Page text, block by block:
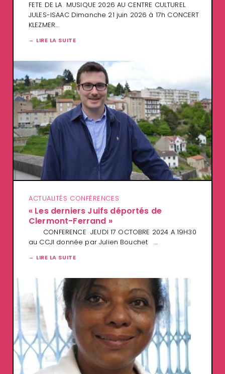
FETE DE LA MUSIQUE 2026 AU CENTRE CULTUREL
JULES-ISAAC Dimanche 21 juin 2026 à 17h CONCERT
KLEZMER…
LIRE LA SUITE
ACTUALITÉS CONFÉRENCES
« Les derniers Juifs déportés de
Clermont-Ferrand »
CONFERENCE JEUDI 17 OCTOBRE 2024 A 19H30
au CCJI donnée par Julien Bouchet …
LIRE LA SUITE